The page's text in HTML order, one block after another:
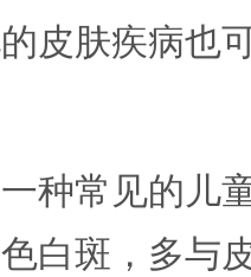
皮肤疾病也
种常见的儿
白斑，多与